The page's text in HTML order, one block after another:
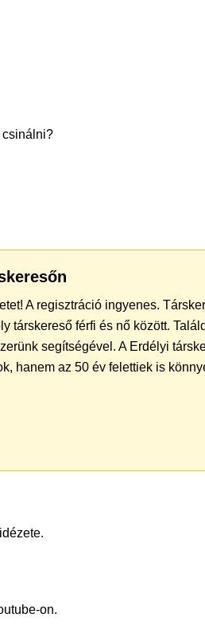
csinálni?
A regisztráció ingyenes.
társkereső férfi és nő között.
segítségével. A Erdélyi
hanem az 50 év felettiek is
on.